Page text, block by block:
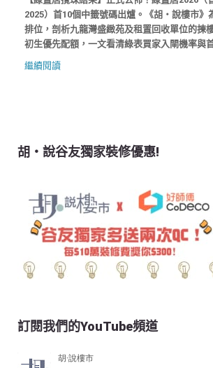
2025）首10個中籤號碼出爐。《胡‧說樓市》
排位，剖析九龍灣盛緻苑及租置回收單位的揀
初生優先配額，一文看清綠表買家入閘機率與
繼續閱讀
胡‧說谷友獨家裝修優惠!
訂閱我們的YouTube頻道